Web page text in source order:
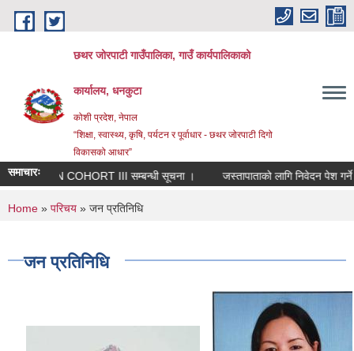
Skip to main content
छथर जोरपाटी गाउँपालिका, गाउँ कार्यपालिकाको
कार्यालय, धनकुटा
कोशी प्रदेश, नेपाल
“शिक्षा, स्वास्थ्य, कृषि, पर्यटन र पूर्वाधार - छथर जोरपाटी दिगो
विकासको आधार”
समाचारःRIN COHORT III सम्बन्धी सूचना । जस्तापाताको लागि निवेदन पेश गर्ने
You are here
Home » परिचय » जन प्रतिनिधि
जन प्रतिनिधि